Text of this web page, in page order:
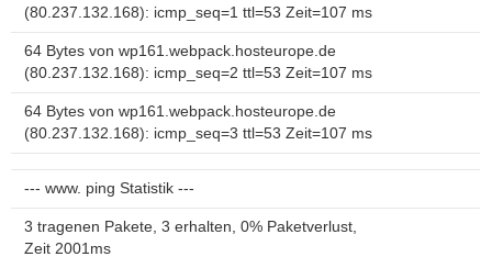
(80.237.132.168): icmp_seq=1 ttl=53 Zeit=107 ms
64 Bytes von wp161.webpack.hosteurope.de
(80.237.132.168): icmp_seq=2 ttl=53 Zeit=107 ms
64 Bytes von wp161.webpack.hosteurope.de
(80.237.132.168): icmp_seq=3 ttl=53 Zeit=107 ms
--- www. ping Statistik ---
3 tragenen Pakete, 3 erhalten, 0% Paketverlust,
Zeit 2001ms